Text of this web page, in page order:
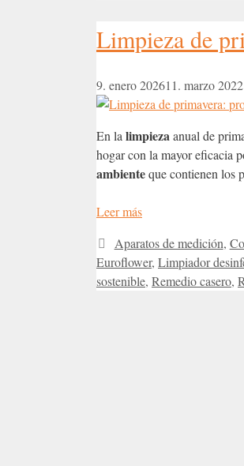
Limpieza de
9. enero 202611. marzo 2022
En lalimpiezaanual de
hogar con la mayor eficacia
ambienteque contienen los
Leer más
Categorías
Aparatos de medición,
Euroflower, Limpiador
sostenible, Remedio casero,